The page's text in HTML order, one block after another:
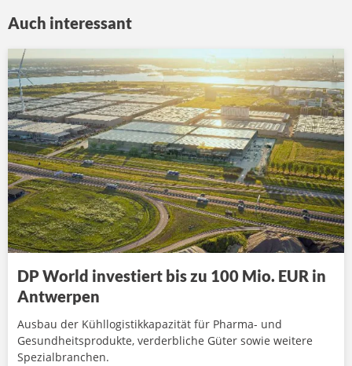
Auch interessant
DP World investiert bis zu 100 Mio. EUR in
Antwerpen
Ausbau der Kühllogistikkapazität für Pharma- und
Gesundheitsprodukte, verderbliche Güter sowie weitere
Spezialbranchen.